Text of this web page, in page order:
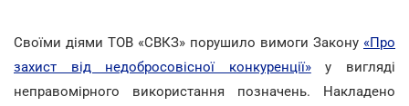
Своїми діями ТОВ «СВКЗ» порушило вимоги Закону «Про
захист від недобросовісної конкуренції»
у вигляді
неправомірного використання позначень. Накладено